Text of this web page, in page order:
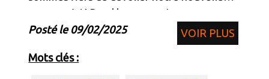
marque : WAP, qui incarne notre
engagement pour le padel et le pickleball.
WAP signifie We Are Picklers et We Are
Padelistes, une déclarat
Posté le 09/02/2025 VOIR PLUS
Mots clés :